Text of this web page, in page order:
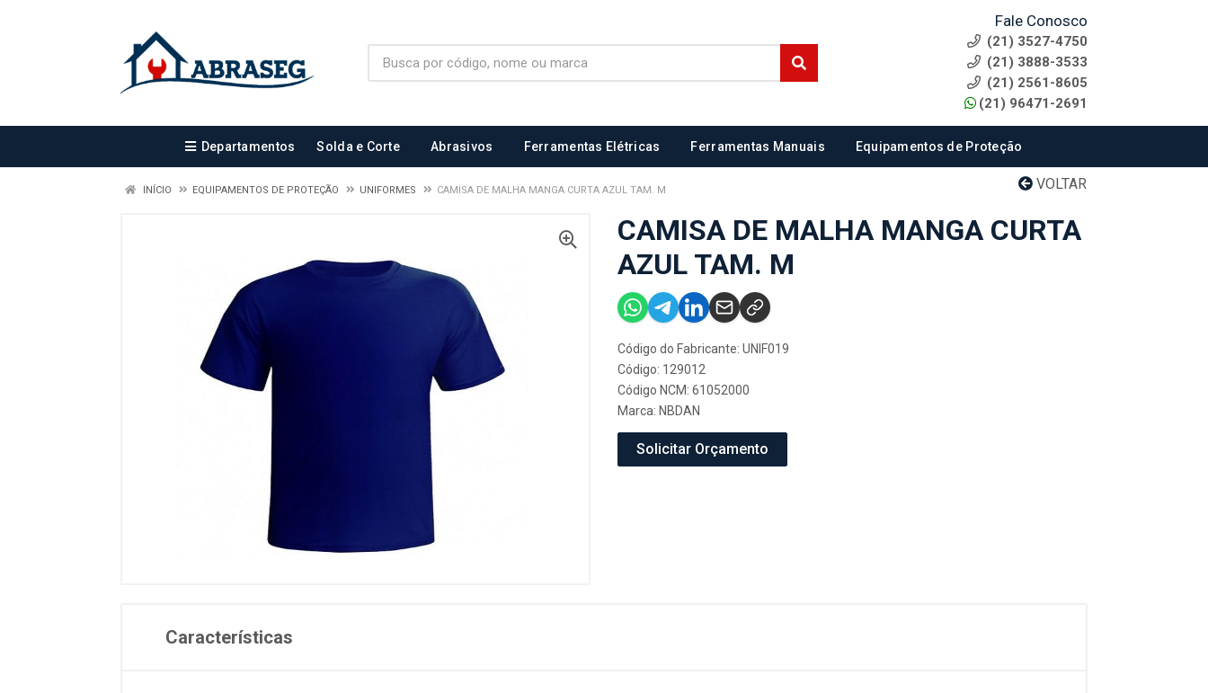
Fale Conosco
(21) 3527-4750
(21) 3888-3533
(21) 2561-8605
(21) 96471-2691
Departamentos Solda e Corte Abrasivos Ferramentas Elétricas Ferramentas Manuais Equipamentos de Proteção
VOLTAR
INÍCIO EQUIPAMENTOS DE PROTEÇÃO UNIFORMES CAMISA DE MALHA MANGA CURTA AZUL TAM. M
CAMISA DE MALHA MANGA CURTA
AZUL TAM. M
Código do Fabricante: UNIF019
Código: 129012
Código NCM: 61052000
Marca: NBDAN
Solicitar Orçamento
Características